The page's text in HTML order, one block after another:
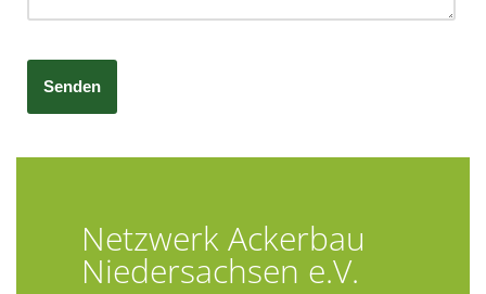
Netzwerk Ackerbau
Niedersachsen e.V.